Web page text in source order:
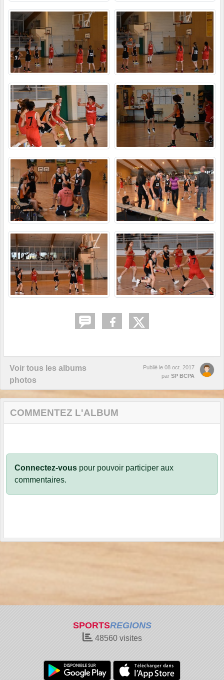
Voir tous les albums
photos
Publié le 08 oct. 2017
par SP BCPA
COMMENTEZ L'ALBUM
Connectez-vous pour pouvoir participer aux
commentaires.
SPORTSREGIONS
48560visites